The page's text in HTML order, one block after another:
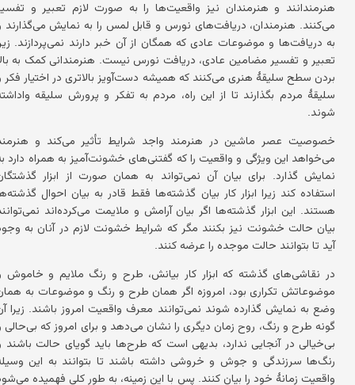
هنرمندانند و هنرمندان نیز واقعیت‌ها را به صورت لازم تعبیر و
می‌کنند. هنرمندان، دریافت‌های نورس و قابل لمس را به نمایش می‌گذارند
به دریافت‌ها و موضوعات عادی که همگان از آن خبر دارند نمی‌پردازند.
تعبیر و تفسیر مضامین عادی، دریافت نورس نیست. هنرمندانی کمک به
بردن سطح سلیقهٔ هنری می‌کنند که همیشه دست‌آویز بالاتری در اختیار فکر
سلیقهٔ مردم بگذارند تا از این راه، مردم به تفکر و پرورش سلیقه
شوند.
خصوصیت عصر ماشین در هنرمند واجد شرایط تأثیر می‌کند و
می‌خواهد این ویژگی و واقعیت را که گفتنی‌های خشونت‌آمیز به همراه دارد
نمایش گذارد. برای بیان آن نمی‌تواند به همان صورت از ابزار
استفاده کند زیرا ابزار کار بیان گذشته‌ها فقط قادر به بیان احوال
هستند. این ابزار گذشته‌ها اگر بیان آرامش و ملایمت می‌کرده‌اند
بیان حالت خشونت نیز بکنند مگر که شرایط خشونت لازم در آنان به
آید تا بتوانند حالت موجده را عرضه کنند.
در نقاشی‌های گذشته که ابزار کار بیانش، طرح و رنگ ملایم و خاموش
موضوعاتش تکراری بود، امروزه اگر همان طرح و رنگ و موضوعات به
وضع به نمایش گذارده شوند نمی‌توانند معرف واقعیت امروز باشند. زیرا
گونه طرح و رنگ، روح زمان دیگری را نشان می‌دهد و برای امروز که بی‌حالی
بی‌خیالی در آنجایی ندارد، بدیهی است که طرح‌ها باید گویای حالت باشند
رنگ‌ها سرزندگی و جوش و خروشی داشته باشند تا بتوانند به این
واقعیت زمانهٔ خود را بیان کنند. پس با این زمینه، به طور کلی فهمیده